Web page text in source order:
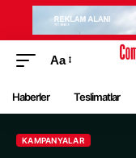
Aa
Haberler Teslimatlar
KAMPANYALAR